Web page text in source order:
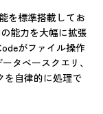
を標準搭載してお
能力を大幅に拡張
がファイル操作
タベースクエリ、
を自律的に処理で